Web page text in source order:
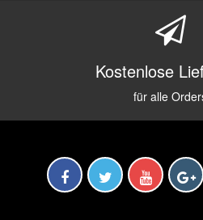
Kostenlose
für alle